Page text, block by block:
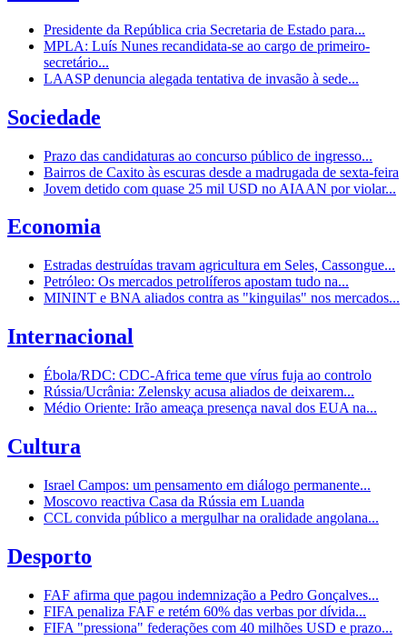
Presidente da República cria Secretaria de Estado para...
MPLA: Luís Nunes recandidata-se ao cargo de primeiro-
secretário...
LAASP denuncia alegada tentativa de invasão à sede...
Sociedade
Prazo das candidaturas ao concurso público de ingresso...
Bairros de Caxito às escuras desde a madrugada de sexta-feira
Jovem detido com quase 25 mil USD no AIAAN por violar...
Economia
Estradas destruídas travam agricultura em Seles, Cassongue...
Petróleo: Os mercados petrolíferos apostam tudo na...
MININT e BNA aliados contra as "kinguilas" nos mercados...
Internacional
Ébola/RDC: CDC-Africa teme que vírus fuja ao controlo
Rússia/Ucrânia: Zelensky acusa aliados de deixarem...
Médio Oriente: Irão ameaça presença naval dos EUA na...
Cultura
Israel Campos: um pensamento em diálogo permanente...
Moscovo reactiva Casa da Rússia em Luanda
CCL convida público a mergulhar na oralidade angolana...
Desporto
FAF afirma que pagou indemnização a Pedro Gonçalves...
FIFA penaliza FAF e retém 60% das verbas por dívida...
FIFA "pressiona" federações com 40 milhões USD e prazo...